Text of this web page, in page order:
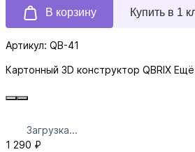
В корзину
Купить в 1
Артикул: QB-41
Картонный 3D конструктор QBRIX
Загрузка...
1 290 ₽